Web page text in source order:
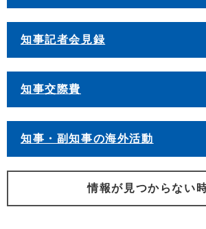
知事記者会見録
知事交際費
知事・副知事の海外活動
情報が見つからない